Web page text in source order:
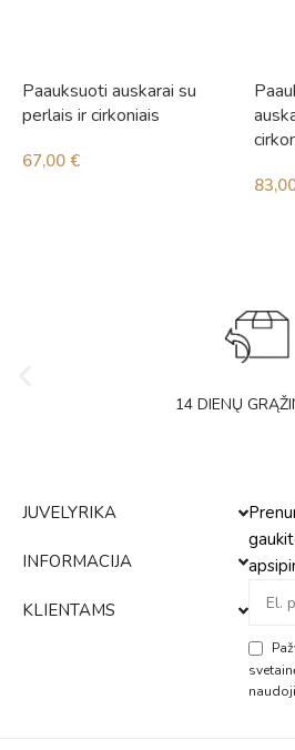
Paauksuoti auskarai su
perlais ir cirkoniais
67,00 €
14 DIENŲ
JUVELYRIKA
INFORMACIJA
KLIENTAMS